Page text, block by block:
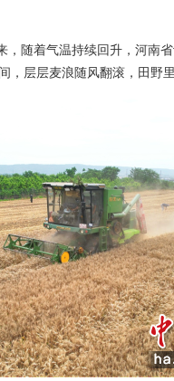
随着气温持续回升，河南省
层层麦浪随风翻滚，田野